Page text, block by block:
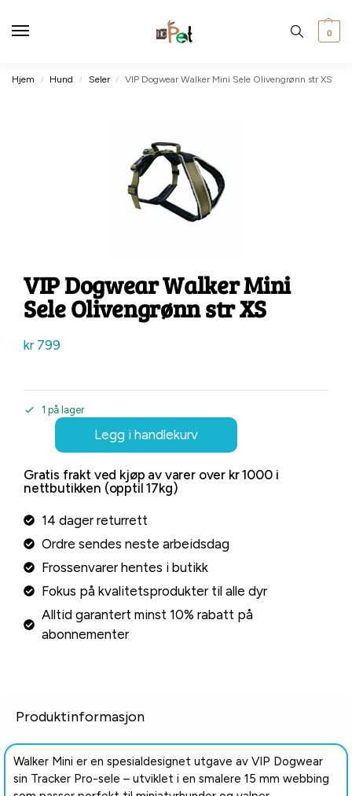
0
Hjem / Hund / Seler / VIP Dogwear Walker Mini Sele Olivengrønn str XS
VIP Dogwear Walker Mini
Sele Olivengrønn str XS
kr799
1 på lager
Legg i handlekurv
Gratis frakt ved kjøp av varer over kr 1000 i
nettbutikken (opptil 17kg)
14 dager returrett
Ordre sendes neste arbeidsdag
Frossenvarer hentes i butikk
Fokus på kvalitetsprodukter til alle dyr
Alltid garantert minst 10% rabatt på
abonnementer
Produktinformasjon
Walker Mini er en spesialdesignet utgave av VIP Dogwear
sin Tracker Pro-sele – utviklet i en smalere 15 mm webbing